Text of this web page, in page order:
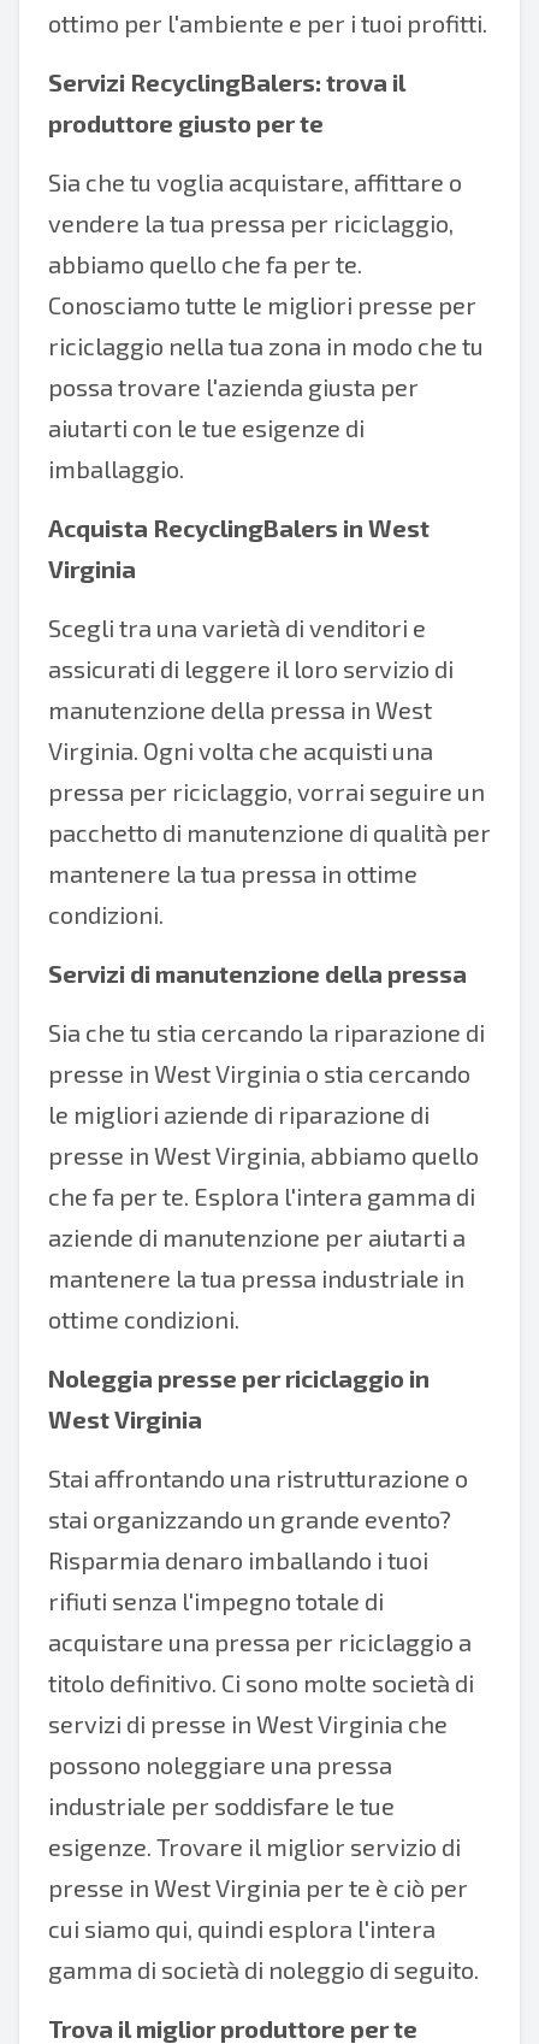
ottimo per l'ambiente e per i tuoi profitti.
Servizi RecyclingBalers: trova il
produttore giusto per te
Sia che tu voglia acquistare, affittare o
vendere la tua pressa per riciclaggio,
abbiamo quello che fa per te.
Conosciamo tutte le migliori presse per
riciclaggio nella tua zona in modo che tu
possa trovare l'azienda giusta per
aiutarti con le tue esigenze di
imballaggio.
Acquista RecyclingBalers in West
Virginia
Scegli tra una varietà di venditori e
assicurati di leggere il loro servizio di
manutenzione della pressa in West
Virginia. Ogni volta che acquisti una
pressa per riciclaggio, vorrai seguire un
pacchetto di manutenzione di qualità per
mantenere la tua pressa in ottime
condizioni.
Servizi di manutenzione della pressa
Sia che tu stia cercando la riparazione di
presse in West Virginia o stia cercando
le migliori aziende di riparazione di
presse in West Virginia, abbiamo quello
che fa per te. Esplora l'intera gamma di
aziende di manutenzione per aiutarti a
mantenere la tua pressa industriale in
ottime condizioni.
Noleggia presse per riciclaggio in
West Virginia
Stai affrontando una ristrutturazione o
stai organizzando un grande evento?
Risparmia denaro imballando i tuoi
rifiuti senza l'impegno totale di
acquistare una pressa per riciclaggio a
titolo definitivo. Ci sono molte società di
servizi di presse in West Virginia che
possono noleggiare una pressa
industriale per soddisfare le tue
esigenze. Trovare il miglior servizio di
presse in West Virginia per te è ciò per
cui siamo qui, quindi esplora l'intera
gamma di società di noleggio di seguito.
Trova il miglior produttore per te